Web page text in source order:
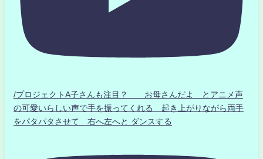
/プロジェクトA子さんも注目？ お母さんだよ とアニメ声
の可愛いらしい声で手を振ってくれる 起き上がりながら両手
をパタパタさせて 右へ左へと ダンスする